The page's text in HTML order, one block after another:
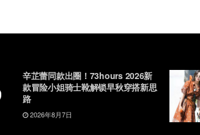
辛芷蕾同款出圈！73hours 2026新
款冒险小姐骑士靴解锁早秋穿搭新思
路
2026年8月7日